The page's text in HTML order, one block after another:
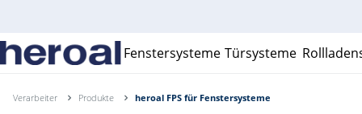
Fenstersysteme Türsysteme
Verarbeiter Produkte heroal FPS für Fenstersysteme